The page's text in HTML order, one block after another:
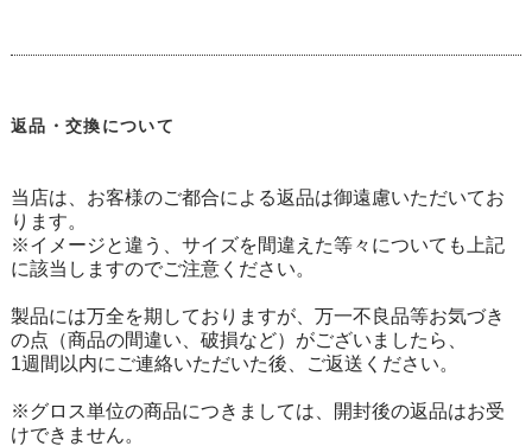
返品・交換について
当店は、お客様のご都合による返品は御遠慮いただいてお
ります。
※イメージと違う、サイズを間違えた等々についても上記
に該当しますのでご注意ください。
製品には万全を期しておりますが、万一不良品等お気づき
の点（商品の間違い、破損など）がございましたら、
1週間以内にご連絡いただいた後、ご返送ください。
※グロス単位の商品につきましては、開封後の返品はお受
けできません。